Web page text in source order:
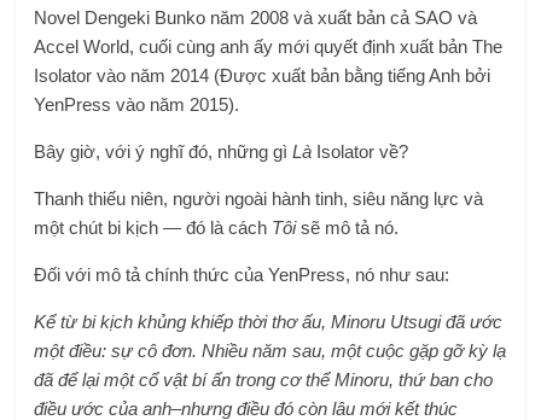
Novel Dengeki Bunko năm 2008 và xuất bản cả SAO và
Accel World, cuối cùng anh ấy mới quyết định xuất bản The
Isolator vào năm 2014 (Được xuất bản bằng tiếng Anh bởi
YenPress vào năm 2015).
Bây giờ, với ý nghĩ đó, những gìLà Isolator về?
Thanh thiếu niên, người ngoài hành tinh, siêu năng lực và
một chút bi kịch — đó là cách Tôisẽ mô tả nó.
Đối với mô tả chính thức của YenPress, nó như sau:
Kể từ bi kịch khủng khiếp thời thơ ấu, Minoru Utsugi đã ước
một điều: sự cô đơn. Nhiều năm sau, một cuộc gặp gỡ kỳ lạ
đã để lại một cổ vật bí ẩn trong cơ thể Minoru, thứ ban cho
điều ước của anh–nhưng điều đó còn lâu mới kết thúc